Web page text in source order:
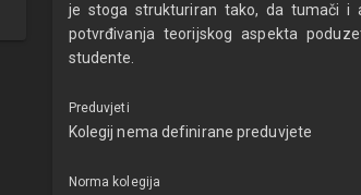
je stoga strukturiran tako, da tumači i
potvrđivanja teorijskog aspekta
studente.
Preduvjeti
Kolegij nema definirane preduvjete
Norma kolegija